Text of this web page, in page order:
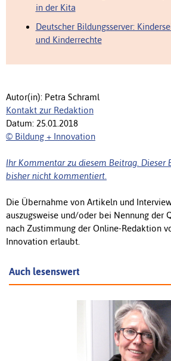
in der Kita
Deutscher Bildungsserver:
und Kinderrechte
Autor(in): Petra Schraml
Kontakt zur Redaktion
Datum: 25.01.2018
© Bildung + Innovation
Ihr Kommentar zu diesem Beitrag. Dieser
bisher nicht kommentiert.
Die Übernahme von Artikeln und
auszugsweise und/oder bei Nennung der
nach Zustimmung der Online-Redaktion
Innovation erlaubt.
Auch lesenswert